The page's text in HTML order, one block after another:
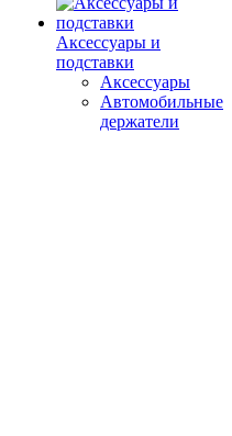
Аксессуары и
подставки
Аксессуары
Автомобильные
держатели